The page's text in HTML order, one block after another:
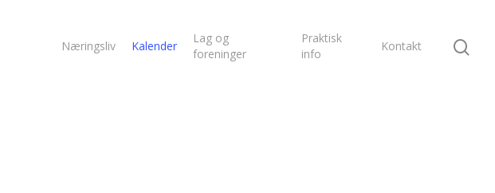
Næringsliv Kalender
Lag og
foreninger
Praktisk
info
Kontakt